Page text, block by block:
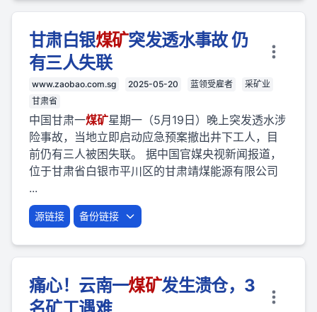
甘肃白银煤矿突发透水事故 仍
有三人失联
www.zaobao.com.sg 2025-05-20 蓝领受雇者
采矿业
甘肃省
中国甘肃一煤矿星期一（5月19日）晚上突发透水涉
险事故，当地立即启动应急预案撤出井下工人，目
前仍有三人被困失联。 据中国官媒央视新闻报道，
位于甘肃省白银市平川区的甘肃靖煤能源有限公司
...
源链接 备份链接
痛心！云南一煤矿发生溃仓，3